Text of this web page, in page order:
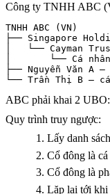
Công ty TNHH ABC
TNHH ABC (VN)
├── Singapore
│   └── Cayman
│       └── Cá
├── Nguyễn Văn A
└── Trần Thị B — cá
ABC phải khai 2
Quy trình truy ngược:
Lấy danh
Cổ đông là
Cổ đông là
Lặp lại tới khi